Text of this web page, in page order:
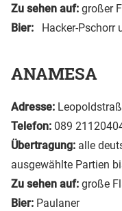
Zu sehen auf: großer
Bier: Hacker-Pschorr
ANAMESA
Adresse:
Telefon: 089
Übertragung: alle
ausgewählte Partien
Zu sehen auf: große
Bier: Paulaner